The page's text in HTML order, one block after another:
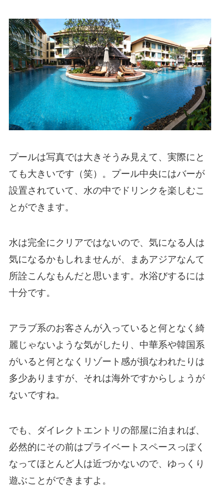
プールは写真では大きそうみ見えて、実際にと
ても大きいです（笑）。プール中央にはバーが
設置されていて、水の中でドリンクを楽しむこ
とができます。
水は完全にクリアではないので、気になる人は
気になるかもしれませんが、まあアジアなんて
所詮こんなもんだと思います。水浴びするには
十分です。
アラブ系のお客さんが入っていると何となく綺
麗じゃないような気がしたり、中華系や韓国系
がいると何となくリゾート感が損なわれたりは
多少ありますが、それは海外ですからしょうが
ないですね。
でも、ダイレクトエントリの部屋に泊まれば、
必然的にその前はプライベートスペースっぽく
なってほとんど人は近づかないので、ゆっくり
遊ぶことができますよ。